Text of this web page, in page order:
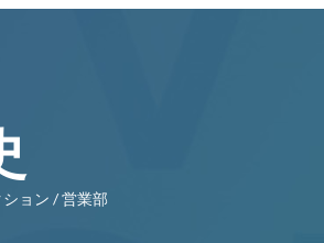
ョン / 営業部